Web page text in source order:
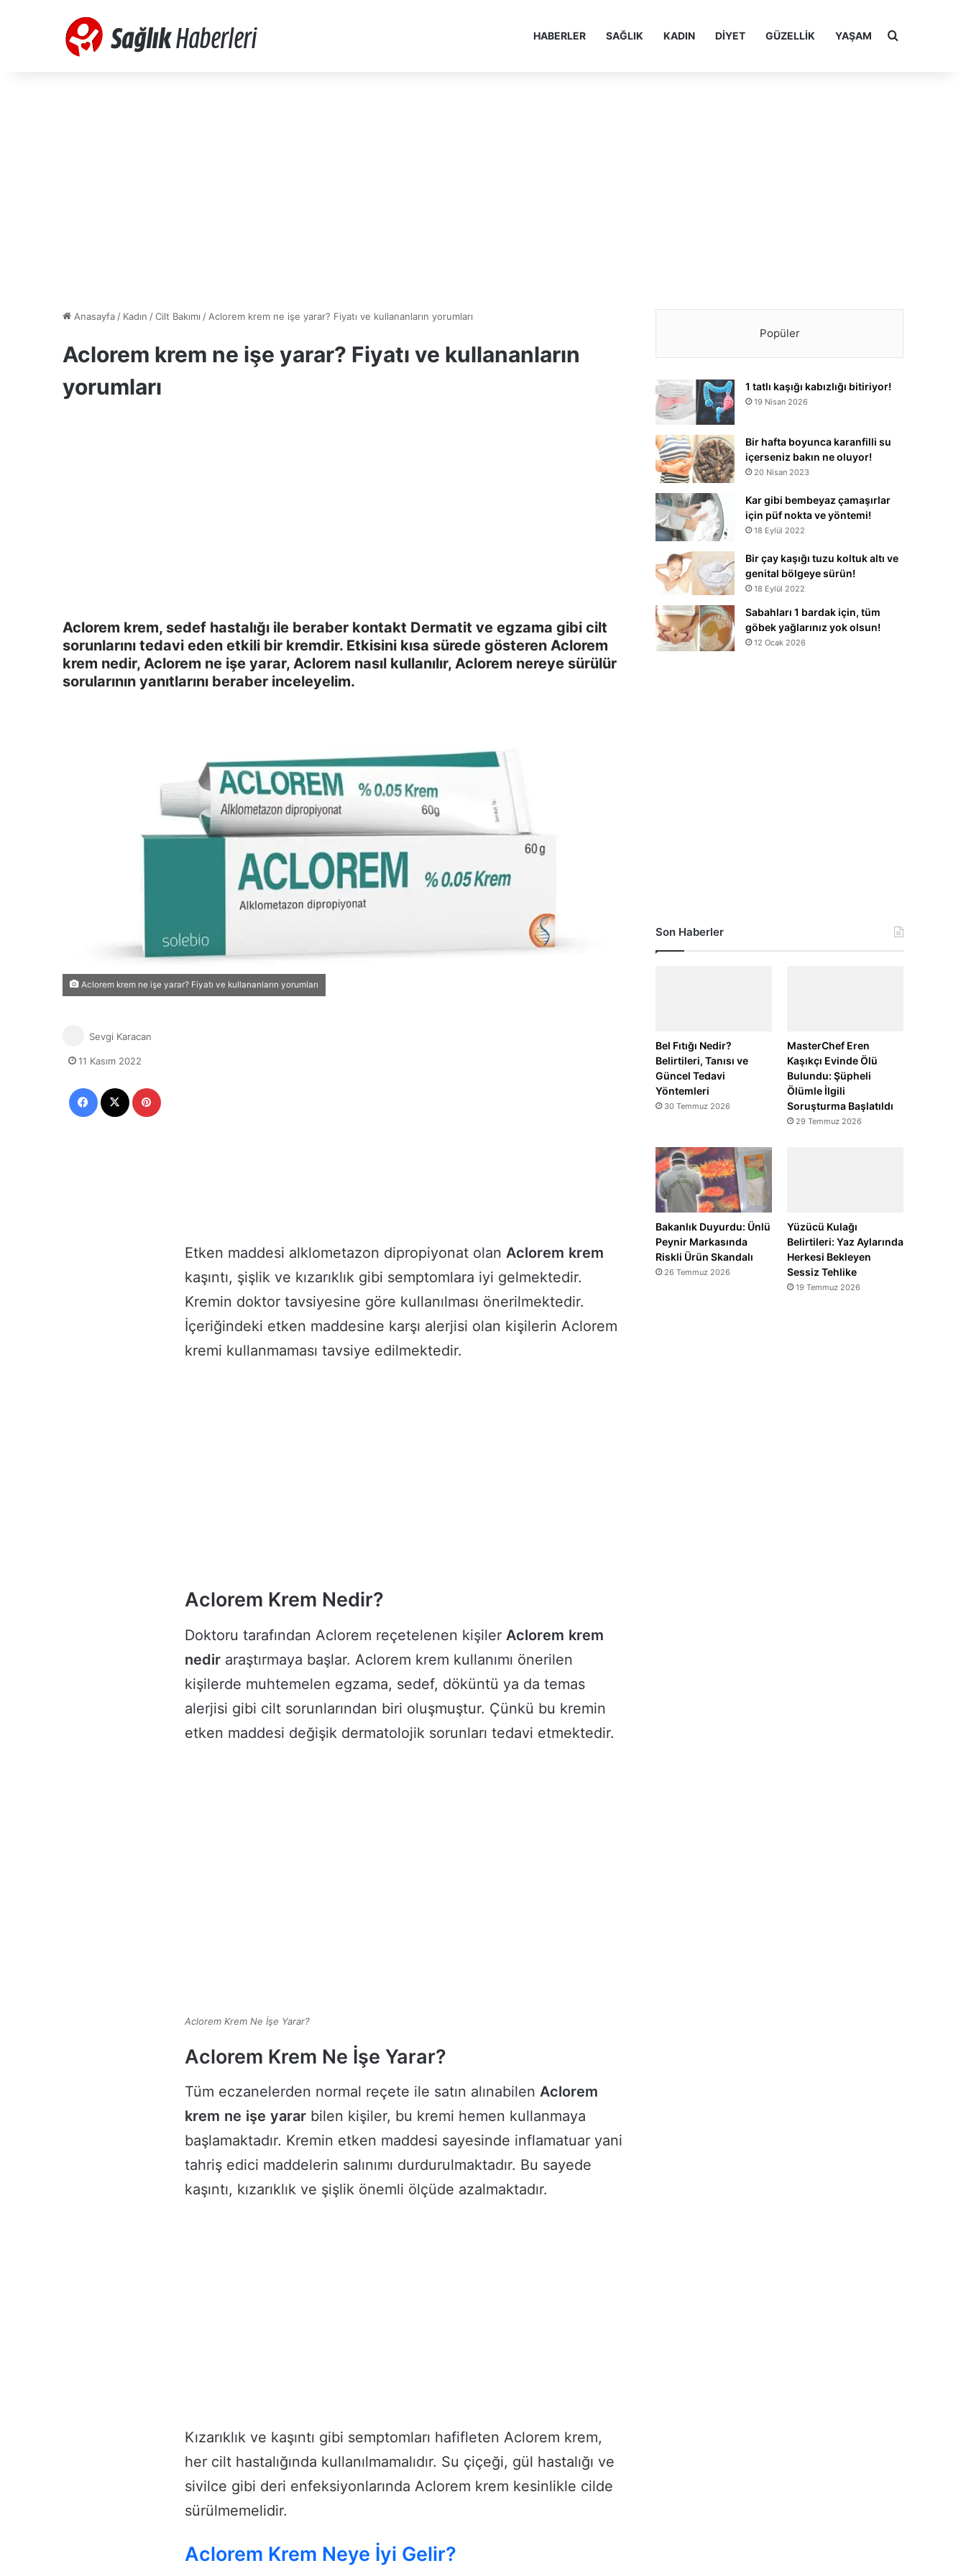
HABERLER SAĞLIK KADIN DIYET GÜZELLIK YAŞAM Arama yap
Anasayfa / Kadın /Cilt Bakımı / Aclorem krem ne işe yarar? Fiyatı ve kullananların yorumları
Aclorem krem ne işe yarar? Fiyatı ve kullananların
yorumları
Aclorem krem, sedef hastalığı ile beraber kontakt Dermatit ve egzama gibi cilt
sorunlarını tedavi eden etkili bir kremdir. Etkisini kısa sürede gösteren Aclorem
krem nedir, Aclorem ne işe yarar, Aclorem nasıl kullanılır, Aclorem nereye sürülür
sorularının yanıtlarını beraber inceleyelim.
Aclorem krem ne işe yarar? Fiyatı ve kullananların yorumları
Etken maddesi alklometazon dipropiyonat olan Aclorem krem
kaşıntı, şişlik ve kızarıklık gibi semptomlara iyi gelmektedir.
Kremin doktor tavsiyesine göre kullanılması önerilmektedir.
İçeriğindeki etken maddesine karşı alerjisi olan kişilerin Aclorem
kremi kullanmaması tavsiye edilmektedir.
Aclorem Krem Nedir?
Doktoru tarafından Aclorem reçetelenen kişiler Aclorem krem
nedir araştırmaya başlar. Aclorem krem kullanımı önerilen
kişilerde muhtemelen egzama, sedef, döküntü ya da temas
alerjisi gibi cilt sorunlarından biri oluşmuştur. Çünkü bu kremin
etken maddesi değişik dermatolojik sorunları tedavi etmektedir.
Aclorem Krem Ne İşe Yarar?
Aclorem Krem Ne İşe Yarar?
Tüm eczanelerden normal reçete ile satın alınabilen Aclorem
krem ne işe yarar bilen kişiler, bu kremi hemen kullanmaya
başlamaktadır. Kremin etken maddesi sayesinde inflamatuar yani
tahriş edici maddelerin salınımı durdurulmaktadır. Bu sayede
kaşıntı, kızarıklık ve şişlik önemli ölçüde azalmaktadır.
Kızarıklık ve kaşıntı gibi semptomları hafifleten Aclorem krem,
her cilt hastalığında kullanılmamalıdır. Su çiçeği, gül hastalığı ve
sivilce gibi deri enfeksiyonlarında Aclorem krem kesinlikle cilde
sürülmemelidir.
Aclorem Krem Neye İyi Gelir?
Sevgi Karacan
11 Kasım 2022
Popüler
1 tatlı kaşığı kabızlığı bitiriyor!
19 Nisan 2026
Bir hafta boyunca karanfilli su
içerseniz bakın ne oluyor!
20 Nisan 2023
Kar gibi bembeyaz çamaşırlar
için püf nokta ve yöntemi!
18 Eylül 2022
Bir çay kaşığı tuzu koltuk altı ve
genital bölgeye sürün!
18 Eylül 2022
Sabahları 1 bardak için, tüm
göbek yağlarınız yok olsun!
12 Ocak 2026
Son Haberler
Bel Fıtığı Nedir?
Belirtileri, Tanısı ve
Güncel Tedavi
Yöntemleri
30 Temmuz 2026
MasterChef Eren
Kaşıkçı Evinde Ölü
Bulundu: Şüpheli
Ölümle İlgili
Soruşturma Başlatıldı
29 Temmuz 2026
Bakanlık Duyurdu: Ünlü
Peynir Markasında
Riskli Ürün Skandalı
26 Temmuz 2026
Yüzücü Kulağı
Belirtileri: Yaz Aylarında
Herkesi Bekleyen
Sessiz Tehlike
19 Temmuz 2026